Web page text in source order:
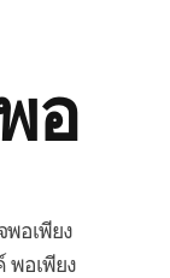
อ
อเพียง
พอเพียง